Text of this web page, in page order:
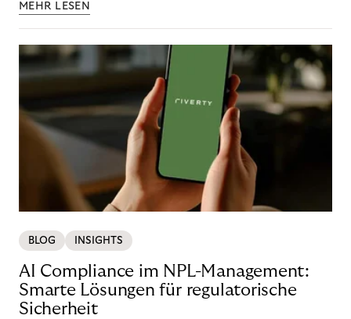
MEHR LESEN
BLOG INSIGHTS
AI Compliance im NPL-Management:
Smarte Lösungen für regulatorische
Sicherheit